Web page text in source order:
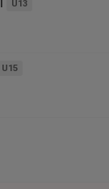
U13
U15